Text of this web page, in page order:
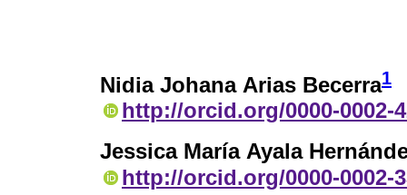
Nidia Johana Arias Becerra1
http://orcid.org/0000-0002-
Jessica María Ayala
http://orcid.org/0000-0002-